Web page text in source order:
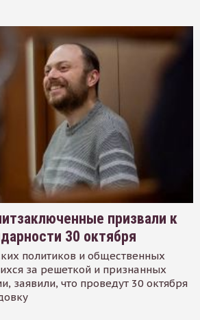
призвали к
30 октября
политиков и общественных
за решеткой и признанных
заявили, что проведут 30 октября